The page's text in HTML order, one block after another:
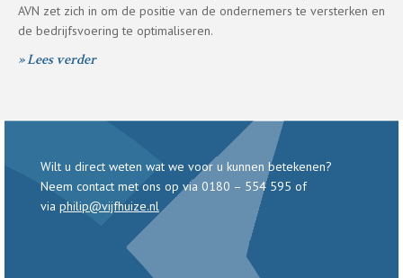
AVN zet zich in om de positie van de ondernemers te versterken en
de bedrijfsvoering te optimaliseren.
» Lees verder
Wilt u direct weten wat we voor u kunnen betekenen?
Neem contact met ons op via 0180 – 554 595 of
via philip@vijfhuize.nl